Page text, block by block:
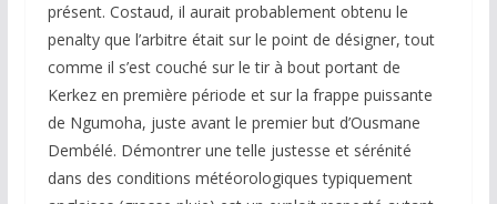
présent. Costaud, il aurait probablement obtenu le
penalty que l’arbitre était sur le point de désigner, tout
comme il s’est couché sur le tir à bout portant de
Kerkez en première période et sur la frappe puissante
de Ngumoha, juste avant le premier but d’Ousmane
Dembélé. Démontrer une telle justesse et sérénité
dans des conditions météorologiques typiquement